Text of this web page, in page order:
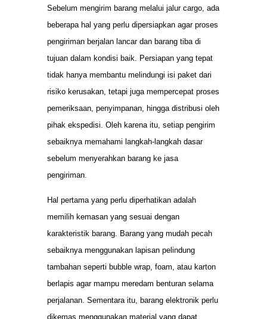
Sebelum mengirim barang melalui jalur cargo, ada
beberapa hal yang perlu dipersiapkan agar proses
pengiriman berjalan lancar dan barang tiba di
tujuan dalam kondisi baik. Persiapan yang tepat
tidak hanya membantu melindungi isi paket dari
risiko kerusakan, tetapi juga mempercepat proses
pemeriksaan, penyimpanan, hingga distribusi oleh
pihak ekspedisi. Oleh karena itu, setiap pengirim
sebaiknya memahami langkah-langkah dasar
sebelum menyerahkan barang ke jasa
pengiriman.
Hal pertama yang perlu diperhatikan adalah
memilih kemasan yang sesuai dengan
karakteristik barang. Barang yang mudah pecah
sebaiknya menggunakan lapisan pelindung
tambahan seperti bubble wrap, foam, atau karton
berlapis agar mampu meredam benturan selama
perjalanan. Sementara itu, barang elektronik perlu
dikemas menggunakan material yang dapat